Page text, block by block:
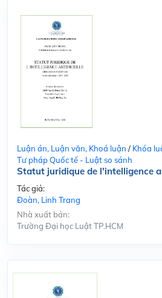
Luận án, Luận văn, Khoá luận / Khóa
Tư pháp Quốc tế - Luật so sánh
Statut juridique de l'intelligence
Tác giả:
Đoàn, Linh Trang
Nhà xuất bản:
Trường Đại học Luật TP.HCM